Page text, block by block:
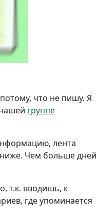
что не пишу. Я
группе
лента
Чем больше дней
т.к. вводишь, к
где упоминается